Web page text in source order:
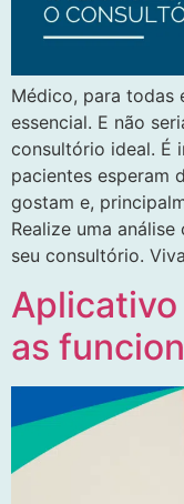
Médico, para todas
essencial. E não
consultório ideal. É
pacientes esperam
gostam e,
Realize uma
seu consultório.
as